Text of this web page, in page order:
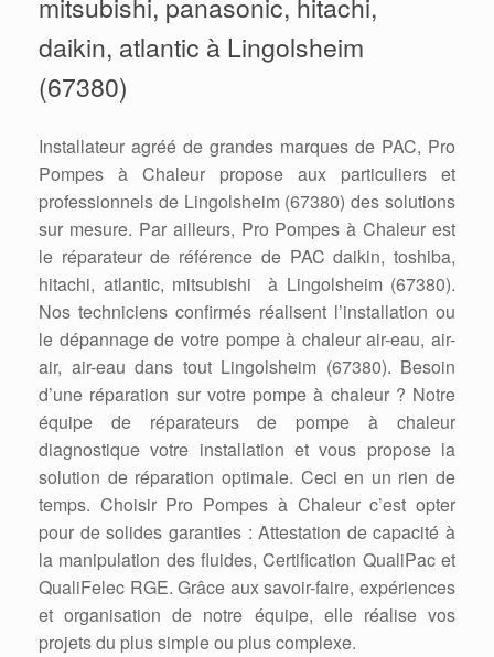
mitsubishi, panasonic, hitachi,
daikin, atlantic à Lingolsheim
(67380)
Installateur agréé de grandes marques de PAC, Pro
Pompes à Chaleur propose aux particuliers et
professionnels de Lingolsheim (67380) des solutions
sur mesure. Par ailleurs, Pro Pompes à Chaleur est
le réparateur de référence de PAC daikin, toshiba,
hitachi, atlantic, mitsubishi à Lingolsheim (67380).
Nos techniciens confirmés réalisent l’installation ou
le dépannage de votre pompe à chaleur air-eau, air-
air, air-eau dans tout Lingolsheim (67380). Besoin
d’une réparation sur votre pompe à chaleur ? Notre
équipe de réparateurs de pompe à chaleur
diagnostique votre installation et vous propose la
solution de réparation optimale. Ceci en un rien de
temps. Choisir Pro Pompes à Chaleur c’est opter
pour de solides garanties : Attestation de capacité à
la manipulation des fluides, Certification QualiPac et
QualiFelec RGE. Grâce aux savoir-faire, expériences
et organisation de notre équipe, elle réalise vos
projets du plus simple ou plus complexe.